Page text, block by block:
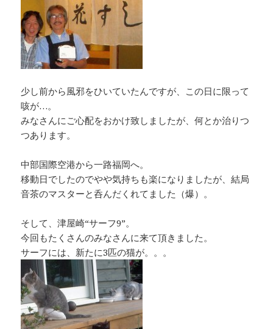
少し前から風邪をひいていたんですが、この日に限って
咳が…。
みなさんにご心配をおかけ致しましたが、何とか治りつ
つあります。
中部国際空港から一路福岡へ。
移動日でしたのでやや気持ちも楽になりましたが、結局
音茶のマスターと呑んだくれてました（爆）。
そして、津屋崎“サーフ9”。
今回もたくさんのみなさんに来て頂きました。
サーフには、新たに3匹の猫が。。。